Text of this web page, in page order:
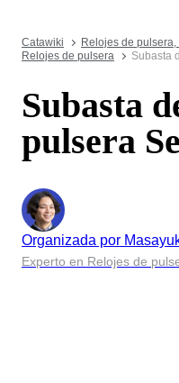
Catawiki
Relojes de
Relojes de pulsera
Subasta
Subasta
pulsera
Organizada por
Experto en Relojes de